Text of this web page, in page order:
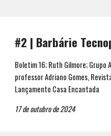
#2 | Barbárie
Boletim 16; Ruth Gilmore; Grupo
professor Adriano Gomes,
Lançamento Casa Encantada
17deoutubrode 2024